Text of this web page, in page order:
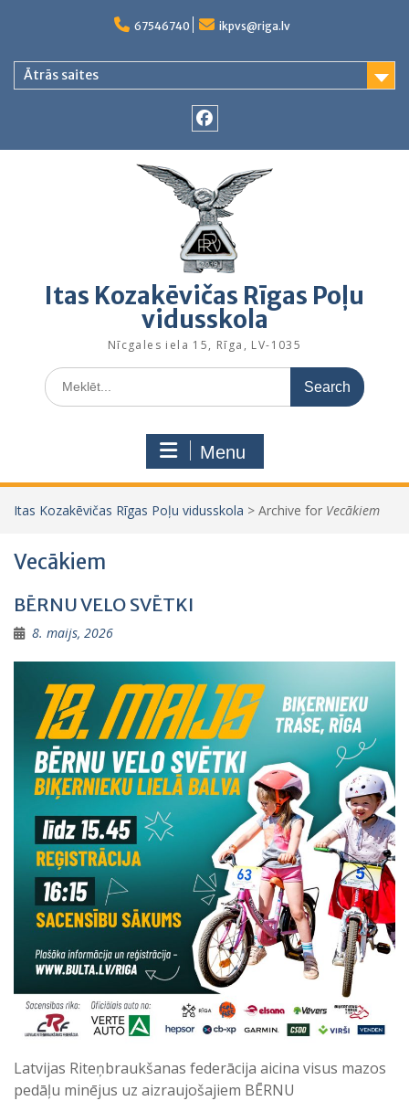
67546740 ikpvs@riga.lv
Ātrās saites
Itas Kozakēvičas Rīgas Poļu
vidusskola
Nīcgales iela 15, Rīga, LV-1035
Search
for:
Menu
Itas Kozakēvičas Rīgas Poļu vidusskola > Archive for Vecākiem
Vecākiem
BĒRNU VELO SVĒTKI
8. maijs, 2026
Latvijas Riteņbraukšanas federācija aicina visus mazos
pedāļu minējus uz aizraujošajiem BĒRNU